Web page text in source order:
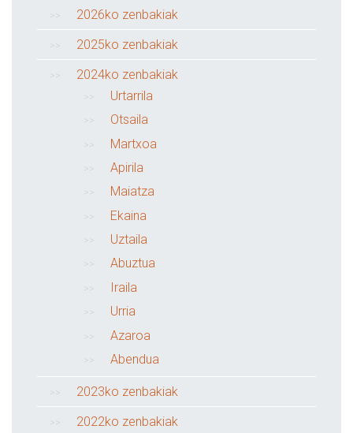
2026ko zenbakiak
2025ko zenbakiak
2024ko zenbakiak
Urtarrila
Otsaila
Martxoa
Apirila
Maiatza
Ekaina
Uztaila
Abuztua
Iraila
Urria
Azaroa
Abendua
2023ko zenbakiak
2022ko zenbakiak